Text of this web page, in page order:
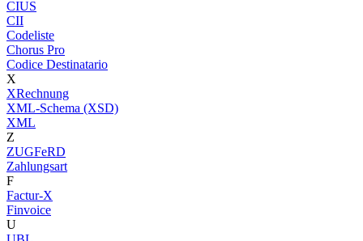
CIUS
CII
Codeliste
Chorus Pro
Codice Destinatario
X
XRechnung
XML-Schema (XSD)
XML
Z
ZUGFeRD
Zahlungsart
F
Factur-X
Finvoice
U